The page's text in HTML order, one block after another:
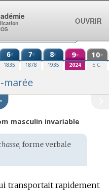
6e
1835
7e
1878
8e
1935
9e
2024
10e
E.C.
marée
masculin invariable
forme verbale
transportait rapidement
OUVRIR